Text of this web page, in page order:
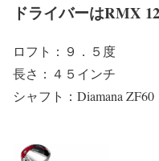
ドライバーはRMX
ロフト：９．５度
長さ：４５インチ
シャフト：Diamana ZF60